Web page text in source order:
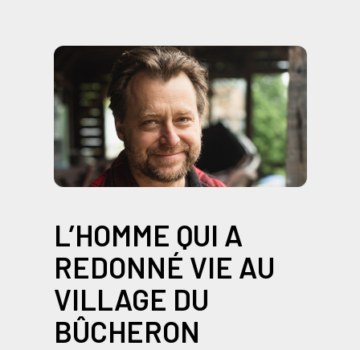
L’HOMME QUI A
REDONNÉ VIE AU
VILLAGE DU
BÛCHERON